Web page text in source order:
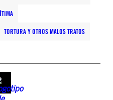
TORTURA Y OTROS MALOS TRATOS